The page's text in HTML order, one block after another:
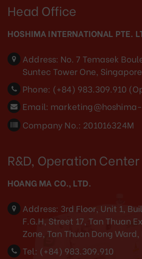
Head Office
HOSHIMA INTERNATIONAL PTE.
Address: No. 7 Temasek
Suntec Tower One,
Phone: (+84) 983.309.910
Email:
Company No.: 201016324M
R&D, Operation Center
HOANG MA CO., LTD.
Address: 3rd Floor, Unit 1,
F.G.H, Street 17, Tan Thuan
Zone, Tan Thuan Dong
Tel: (+84) 983.309.910